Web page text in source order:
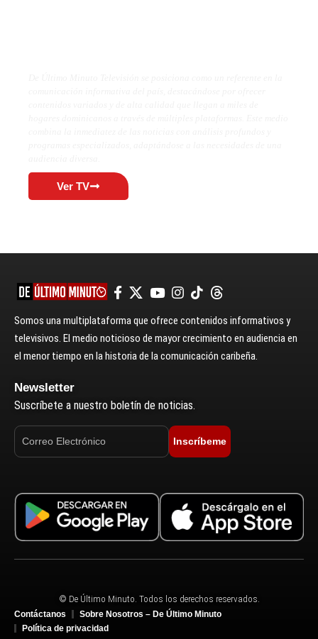
Ver TV
Somos una multiplataforma que ofrece contenidos informativos y
televisivos. El medio noticioso de mayor crecimiento en audiencia en
el menor tiempo en la historia de la comunicación caribeña.
Newsletter
Suscríbete a nuestro boletín de noticias.
Inscríbeme
© De Último Minuto. Todos los derechos reservados.
Contáctanos
Sobre Nosotros – De Último Minuto
Política de privacidad